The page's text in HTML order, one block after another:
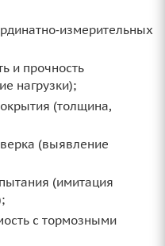
и прочность
нагрузки);
(толщина,
(выявление
(имитация
с тормозными